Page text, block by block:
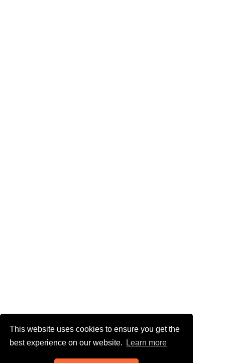
This website uses cookies to ensure you get the
best experience on our website.
Learn more